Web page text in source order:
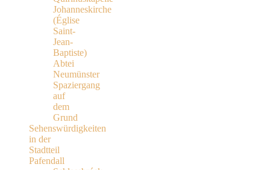
Johanneskirche
(Église
Saint-
Jean-
Baptiste)
Abtei
Neumünster
Spaziergang
auf
dem
Grund
Sehenswürdigkeiten
in der
Stadtteil
Pafendall